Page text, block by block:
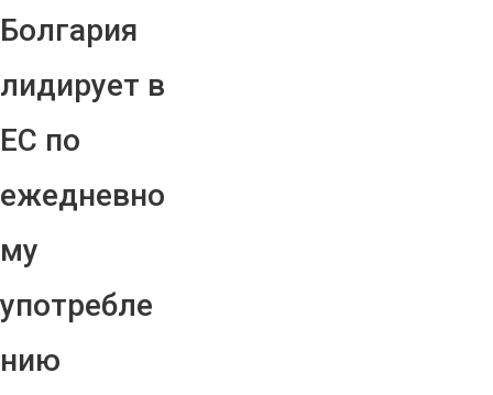
Болгария
лидирует в
ЕС по
ежедневно
му
употребле
нию